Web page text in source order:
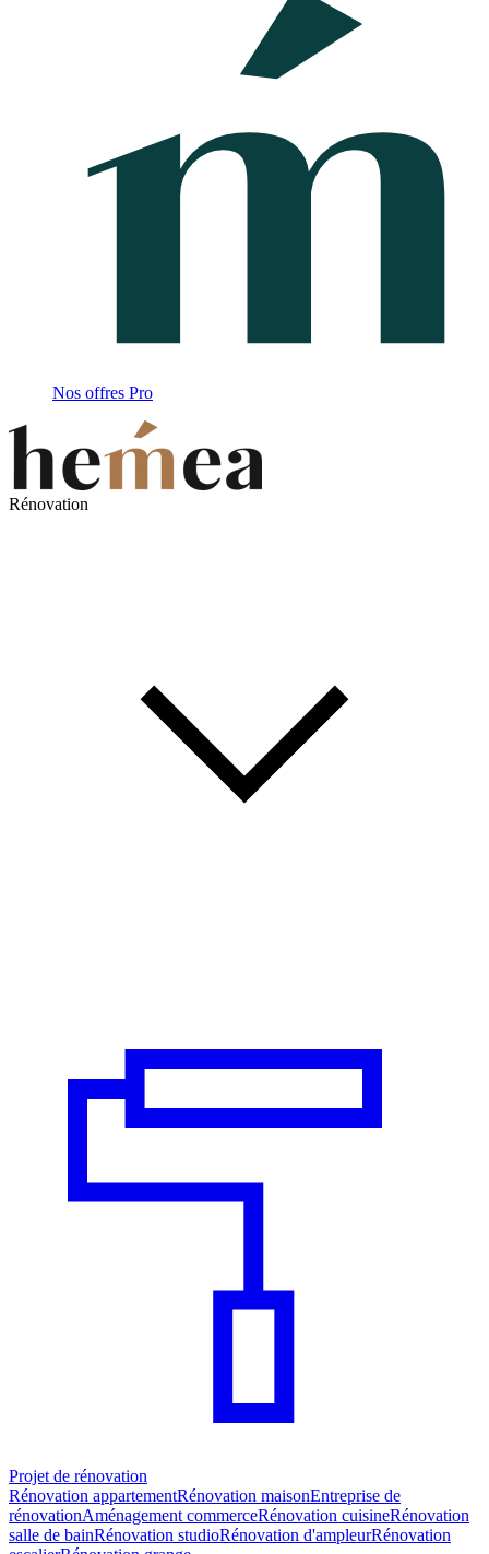
Nos offres Pro
Rénovation
Projet de rénovation
Rénovation appartementRénovation maisonEntreprise de
rénovationAménagement commerceRénovation cuisineRénovation
salle de bainRénovation studioRénovation d'ampleurRénovation